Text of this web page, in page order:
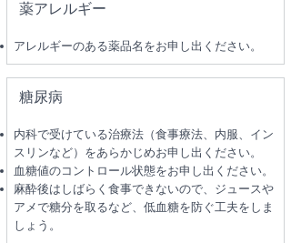
薬アレルギー
アレルギーのある薬品名をお申し出ください。
糖尿病
内科で受けている治療法（食事療法、内服、イン
スリンなど）をあらかじめお申し出ください。
血糖値のコントロール状態をお申し出ください。
麻酔後はしばらく食事できないので、ジュースや
アメで糖分を取るなど、低血糖を防ぐ工夫をしま
しょう。